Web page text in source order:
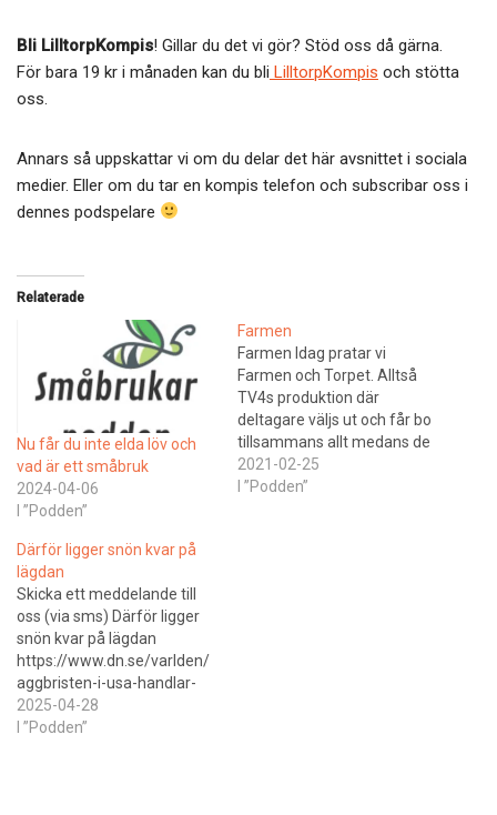
Bli LilltorpKompis! Gillar du det vi gör? Stöd oss då gärna.
För bara 19 kr i månaden kan du bli LilltorpKompis och stötta
oss.
Annars så uppskattar vi om du delar det här avsnittet i sociala
medier. Eller om du tar en kompis telefon och subscribar oss i
dennes podspelare
Relaterade
Nu får du inte elda löv och
vad är ett småbruk
2024-04-06
I ”Podden”
Farmen
Farmen Idag pratar vi
Farmen och Torpet. Alltså
TV4s produktion där
deltagare väljs ut och får bo
tillsammans allt medans de
sköter gården och gör
uppdrag.En sak vi bägger
2021-02-25
I ”Podden”
Därför ligger snön kvar på
lägdan
Skicka ett meddelande till
oss (via sms) Därför ligger
snön kvar på lägdan
https://www.dn.se/varlden/
aggbristen-i-usa-handlar-
om-mer-an-agg-en-
vackarklocka-for-sverige-
2025-04-28
I ”Podden”